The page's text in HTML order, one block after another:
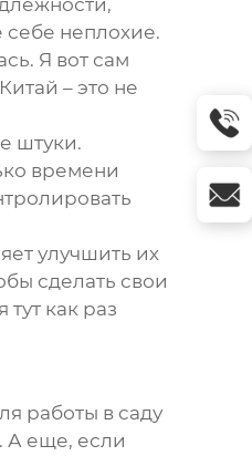
себе неплохие.
Я вот сам
– это не
штуки.
времени
улучшить их
сделать свои
как раз
работы в саду
А еще, если